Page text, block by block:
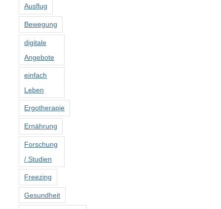
Ausflug
Bewegung
digitale
Angebote
einfach
Leben
Ergotherapie
Ernährung
Forschung
/ Studien
Freezing
Gesundheit